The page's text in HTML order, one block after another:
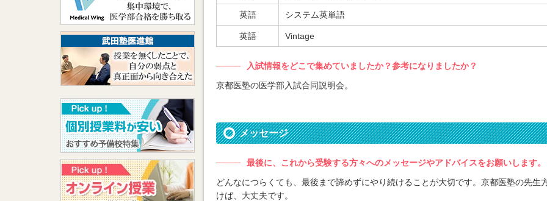
英語 システム英単語
英語 Vintage
入試情報をどこで集めていましたか？参考になりましたか？
京都医塾の医学部入試合同説明会。
メッセージ
最後に、これから受験する方々へのメッセージやアドバイスをお願いします。
どんなにつらくても、最後まで諦めずにやり続けることが大切です。京都医塾の先生
けば、大丈夫です。